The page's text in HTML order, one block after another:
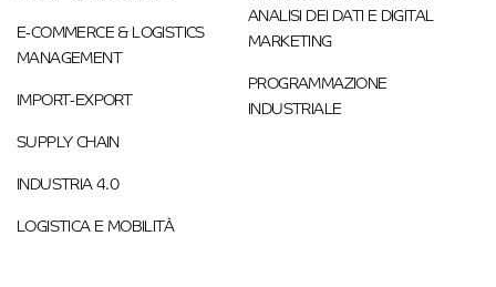
E-COMMERCE & LOGISTICS
MANAGEMENT
IMPORT-EXPORT
SUPPLY CHAIN
INDUSTRIA 4.0
LOGISTICA E MOBILITÀ
ANALISI DEI DATI E DIGITAL
MARKETING
PROGRAMMAZIONE
INDUSTRIALE